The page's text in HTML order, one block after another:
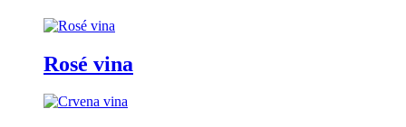
Rosé vina